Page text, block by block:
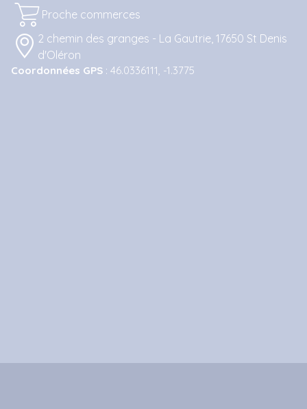
Proche commerces
2 chemin des granges - La Gautrie, 17650 St Denis
d'Oléron
Coordonnées GPS : 46.0336111, -1.3775